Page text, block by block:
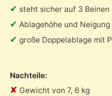
✔ steht sicher auf 3 Beinen
✔ Ablagehöhe und
✔ große Doppelablage mit
Nachteile:
✘ Gewicht von 7, 6 kg